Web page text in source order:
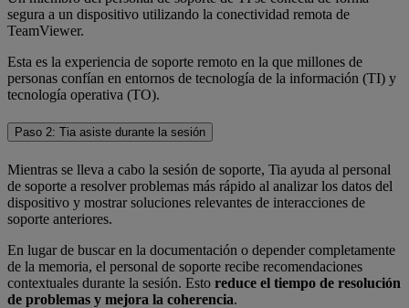
segura a un dispositivo utilizando la conectividad remota de
TeamViewer.
Esta es la experiencia de soporte remoto en la que millones de
personas confían en entornos de tecnología de la información (TI) y
tecnología operativa (TO).
Paso 2: Tia asiste durante la sesión
Mientras se lleva a cabo la sesión de soporte, Tia ayuda al personal
de soporte a resolver problemas más rápido al analizar los datos del
dispositivo y mostrar soluciones relevantes de interacciones de
soporte anteriores.
En lugar de buscar en la documentación o depender completamente
de la memoria, el personal de soporte recibe recomendaciones
contextuales durante la sesión. Esto reduce el tiempo de resolución
de problemas y mejora la coherencia.